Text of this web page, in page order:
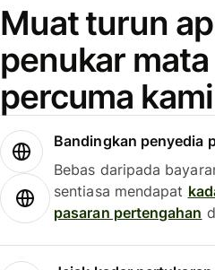
Muat turun
penukar
percuma kami
Bandingkan penyedia
Bebas daripada
sentiasa mendapat
pasaran pertengahan